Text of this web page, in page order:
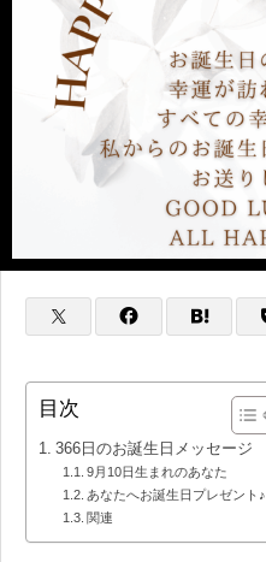
目次
366日のお誕生日メッセージ
9月10日生まれのあなた
あなたへお誕生日プレゼント♪
関連